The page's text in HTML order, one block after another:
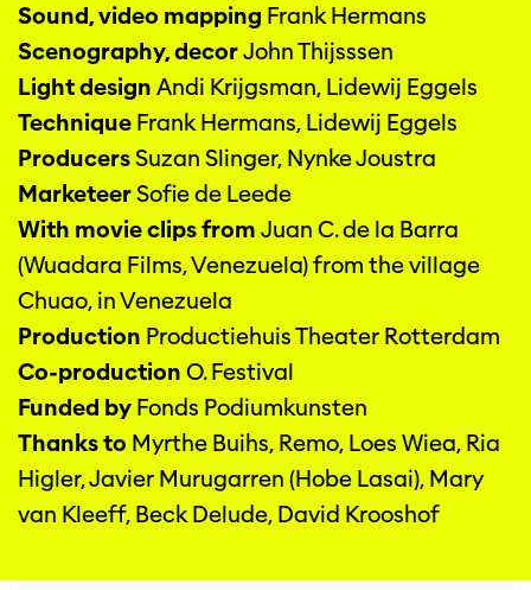
Sound, video mapping Frank Hermans
Scenography, decorJohn Thijsssen
Light design Andi Krijgsman, Lidewij Eggels
Technique Frank Hermans, Lidewij Eggels
ProducersSuzan Slinger, Nynke Joustra
MarketeerSofie de Leede
With movie clips from Juan C. de la Barra
(Wuadara Films, Venezuela) from the village
Chuao, in Venezuela
Production Productiehuis Theater Rotterdam
Co-production O. Festival
Funded by Fonds Podiumkunsten
Thanks to Myrthe Buihs, Remo, Loes Wiea, Ria
Higler, Javier Murugarren (Hobe Lasai), Mary
van Kleeff, Beck Delude, David Krooshof